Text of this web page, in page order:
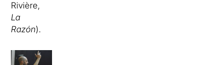
Rivière,
La
Razón).